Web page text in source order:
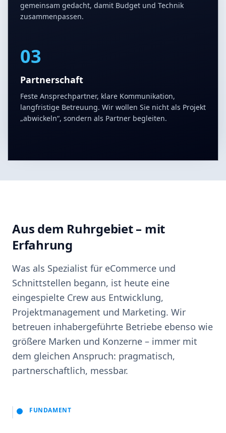
gemeinsam gedacht, damit Budget und Technik
zusammenpassen.
03
Partnerschaft
Feste Ansprechpartner, klare Kommunikation,
langfristige Betreuung. Wir wollen Sie nicht als Projekt
„abwickeln“, sondern als Partner begleiten.
Aus dem Ruhrgebiet – mit
Erfahrung
Was als Spezialist für eCommerce und
Schnittstellen begann, ist heute eine
eingespielte Crew aus Entwicklung,
Projektmanagement und Marketing. Wir
betreuen inhabergeführte Betriebe ebenso wie
größere Marken und Konzerne – immer mit
dem gleichen Anspruch: pragmatisch,
partnerschaftlich, messbar.
FUNDAMENT